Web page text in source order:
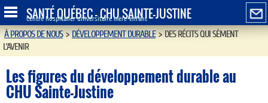
SANTÉ QUÉBEC - CHU SAINTE-JUSTINE
Centre hospitalier universitaire mère-enfant
À PROPOS DE NOUS>DÉVELOPPEMENT DURABLE>DES RÉCITS QUI SÈMENT
L’AVENIR
Les figures du développement durable au
CHU Sainte-Justine